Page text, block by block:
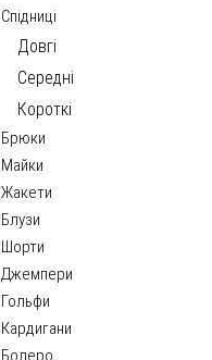
Спідниці
Довгі
Середні
Короткі
Брюки
Майки
Жакети
Блузи
Шорти
Джемпери
Гольфи
Кардигани
Болеро